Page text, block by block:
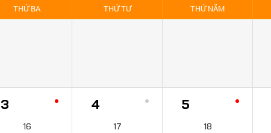
THỨ BA THỨ TƯ THỨ NĂM
3
16
4
17
5
18